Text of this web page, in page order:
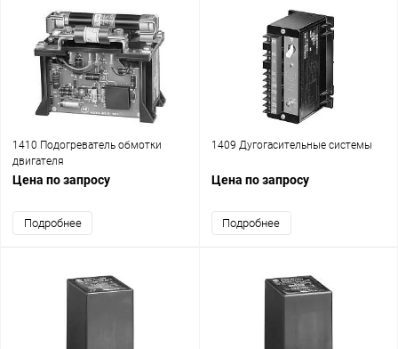
1410 Подогреватель обмотки
двигателя
Цена по запросу
Подробнее
1409 Дугогасительные системы
Цена по запросу
Подробнее